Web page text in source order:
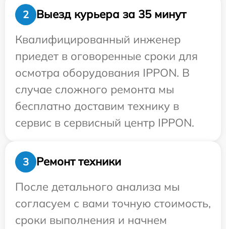
2
Выезд курьера за 35 минут
Квалифицированный инженер
приедет в оговоренные сроки для
осмотра оборудования IPPON. В
случае сложного ремонта мы
бесплатно доставим технику в
сервис в сервисный центр IPPON.
3
Ремонт техники
После детального анализа мы
согласуем с вами точную стоимость,
сроки выполнения и начнем